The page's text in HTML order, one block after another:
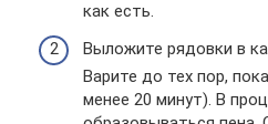
как есть.
Выложите рядовки в
Варите до тех пор,
менее 20 минут). В